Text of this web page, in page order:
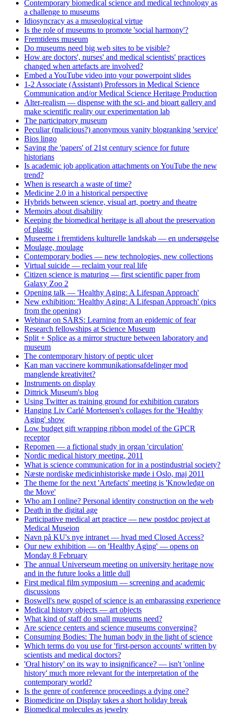
Contemporary biomedical science and medical technology as
a challenge to museums
Idiosyncracy as a museological virtue
Is the role of museums to promote 'social harmony'?
Fremtidens museum
Do museums need big web sites to be visible?
How are doctors', nurses' and medical scientists' practices
changed when artefacts are involved?
Embed a YouTube video into your powerpoint slides
1-2 Associate (Assistant) Professors in Medical Science
Communication and/or Medical Science Heritage Production
Alter-realism — dispense with the sci- and bioart gallery and
make scientific reality our experimentation lab
The participatory museum
Peculiar (malicious?) anonymous vanity blogranking 'service'
Bios lingo
Saving the 'papers' of 21st century science for future
historians
Is academic job application attachments on YouTube the new
trend?
When is research a waste of time?
Medicine 2.0 in a historical perspective
Hybrids between science, visual art, poetry and theatre
Memoirs about disability
Keeping the biomedical heritage is all about the preservation
of plastic
Museerne i fremtidens kulturelle landskab — en undersøgelse
Moulage, moulage
Contemporary bodies — new technologies, new collections
Virtual suicide — reclaim your real life
Citizen science is maturing — first scientific paper from
Galaxy Zoo 2
Opening talk — 'Healthy Aging: A Lifespan Approach'
New exhibition: 'Healthy Aging: A Lifespan Approach' (pics
from the opening)
Webinar on SARS: Learning from an epidemic of fear
Research fellowships at Science Museum
Split + Splice as a mirror structure between laboratory and
museum
The contemporary history of peptic ulcer
Kan man vaccinere kommunikationsafdelinger mod
manglende kreativitet?
Instruments on display
Dittrick Museum's blog
Using Twitter as training ground for exhibition curators
Hanging Liv Carlé Mortensen's collages for the 'Healthy
Aging' show
Low budget gift wrapping ribbon model of the GPCR
receptor
Repomen — a fictional study in organ 'circulation'
Nordic medical history meeting, 2011
What is science communication for in a postindustrial society?
Næste nordiske medicinhistoriske møde i Oslo, maj 2011
The theme for the next 'Artefacts' meeting is 'Knowledge on
the Move'
Who am I online? Personal identity construction on the web
Death in the digital age
Participative medical art practice — new postdoc project at
Medical Museion
Navn på KU's nye intranet — hvad med Closed Access?
Our new exhibition — on 'Healthy Aging' — opens on
Monday 8 February
The annual Universeum meeting on university heritage now
and in the future looks a little dull
First medical film symposium — screening and academic
discussions
Boswell's new gospel of science is an embarassing experience
Medical history objects — art objects
What kind of staff do small museums need?
Are science centers and science museums converging?
Consuming Bodies: The human body in the light of science
Which terms do you use for 'first-person accounts' written by
scientists and medical doctors?
'Oral history' on its way to insignificance? — isn't 'online
history' much more relevant for the interpretation of the
contemporary world?
Is the genre of conference proceedings a dying one?
Biomedicine on Display takes a short holiday break
Biomedical molecules as jewelry